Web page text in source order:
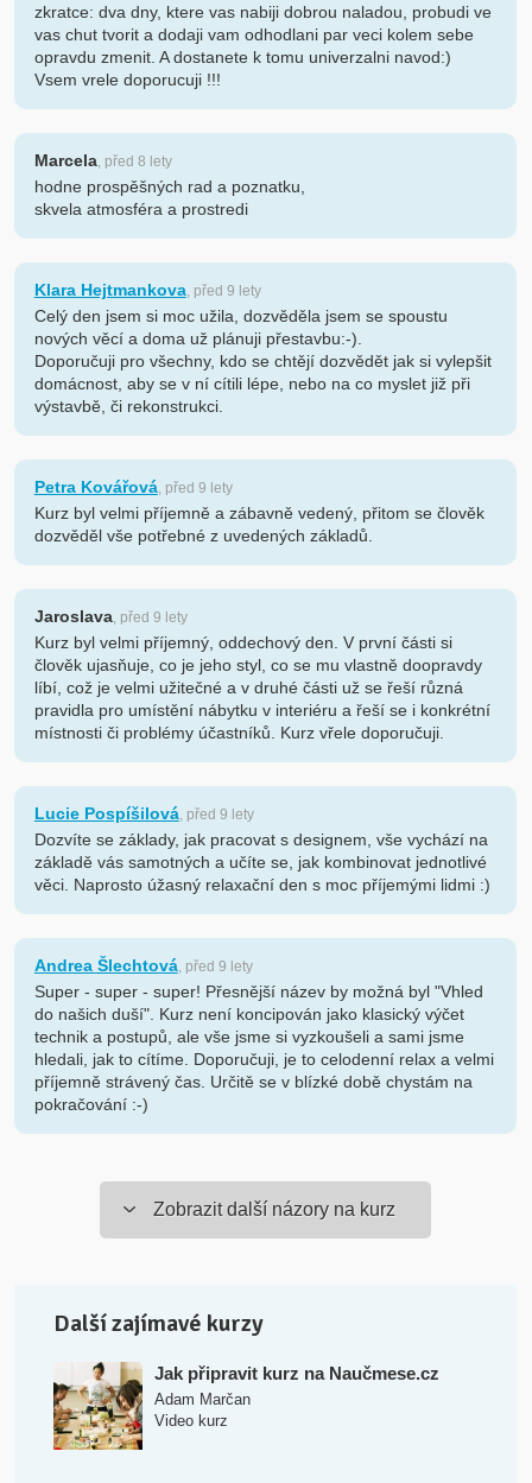
zkratce: dva dny, ktere vas nabiji dobrou naladou, probudi ve
vas chut tvorit a dodaji vam odhodlani par veci kolem sebe
opravdu zmenit. A dostanete k tomu univerzalni navod:)
Vsem vrele doporucuji !!!
Marcela, před 8 lety
hodne prospěšných rad a poznatku,
skvela atmosféra a prostredi
Klara Hejtmankova, před 9 lety
Celý den jsem si moc užila, dozvěděla jsem se spoustu
nových věcí a doma už plánuji přestavbu:-).
Doporučuji pro všechny, kdo se chtějí dozvědět jak si vylepšit
domácnost, aby se v ní cítili lépe, nebo na co myslet již při
výstavbě, či rekonstrukci.
Petra Kovářová, před 9 lety
Kurz byl velmi příjemně a zábavně vedený, přitom se člověk
dozvěděl vše potřebné z uvedených základů.
Jaroslava, před 9 lety
Kurz byl velmi příjemný, oddechový den. V první části si
člověk ujasňuje, co je jeho styl, co se mu vlastně doopravdy
líbí, což je velmi užitečné a v druhé části už se řeší různá
pravidla pro umístění nábytku v interiéru a řeší se i konkrétní
místnosti či problémy účastníků. Kurz vřele doporučuji.
Lucie Pospíšilová, před 9 lety
Dozvíte se základy, jak pracovat s designem, vše vychází na
základě vás samotných a učíte se, jak kombinovat jednotlivé
věci. Naprosto úžasný relaxační den s moc příjemými lidmi :)
Andrea Šlechtová, před 9 lety
Super - super - super! Přesnější název by možná byl "Vhled
do našich duší". Kurz není koncipován jako klasický výčet
technik a postupů, ale vše jsme si vyzkoušeli a sami jsme
hledali, jak to cítíme. Doporučuji, je to celodenní relax a velmi
příjemně strávený čas. Určitě se v blízké době chystám na
pokračování :-)
Zobrazit další názory na kurz
Další zajímavé kurzy
Jak připravit kurz na Naučmese.cz
Adam Marčan
Video kurz